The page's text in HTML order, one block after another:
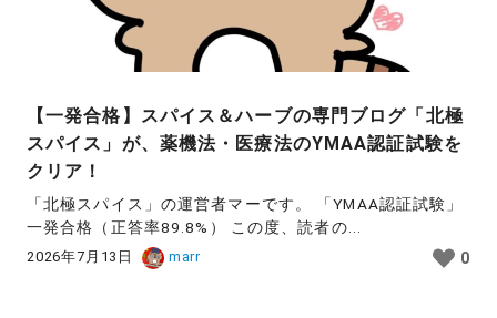
【一発合格】スパイス＆ハーブの専門ブログ「北極
スパイス」が、薬機法・医療法のYMAA認証試験を
クリア！
「北極スパイス」の運営者マーです。 「YMAA認証試験」
一発合格（正答率89.8%） この度、読者の...
2026年7月13日 marr 0